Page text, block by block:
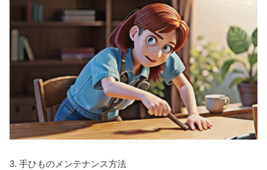
3. 手ひものメンテナンス方法